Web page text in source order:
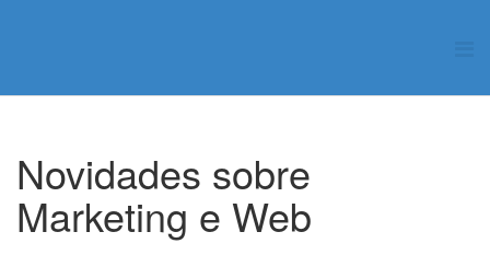
Novidades sobre
Marketing e Web